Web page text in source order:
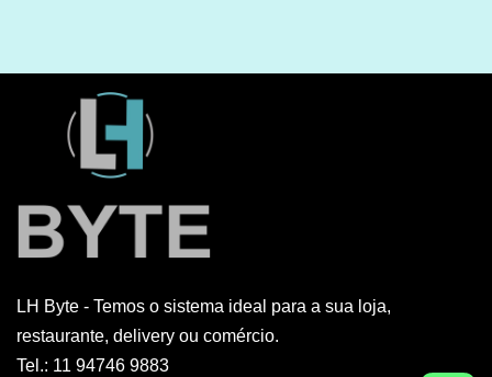
LH Byte - Temos o sistema ideal para a sua loja,
restaurante, delivery ou comércio.
Tel.: 11 94746 9883